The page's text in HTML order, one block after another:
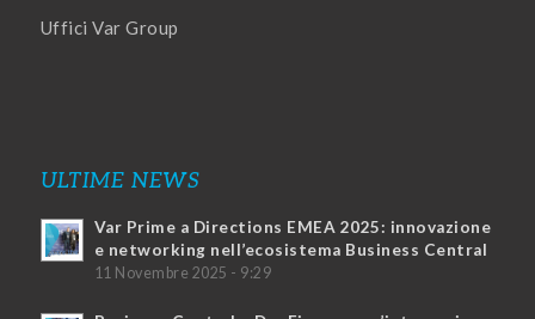
Uffici Var Group
ULTIME NEWS
Var Prime a Directions EMEA 2025: innovazione
e networking nell’ecosistema Business Central
11 Novembre 2025 - 9:29